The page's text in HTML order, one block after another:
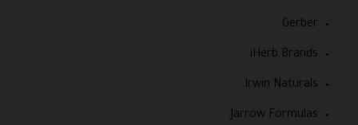
Gerber.
iHerb Brands.
Irwin Naturals.
Jarrow Formulas.